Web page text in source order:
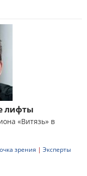
лифты
«Витязь» в
зрения | Эксперты